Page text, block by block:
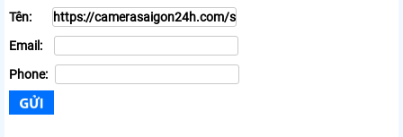
Tên:
Email:
Phone: